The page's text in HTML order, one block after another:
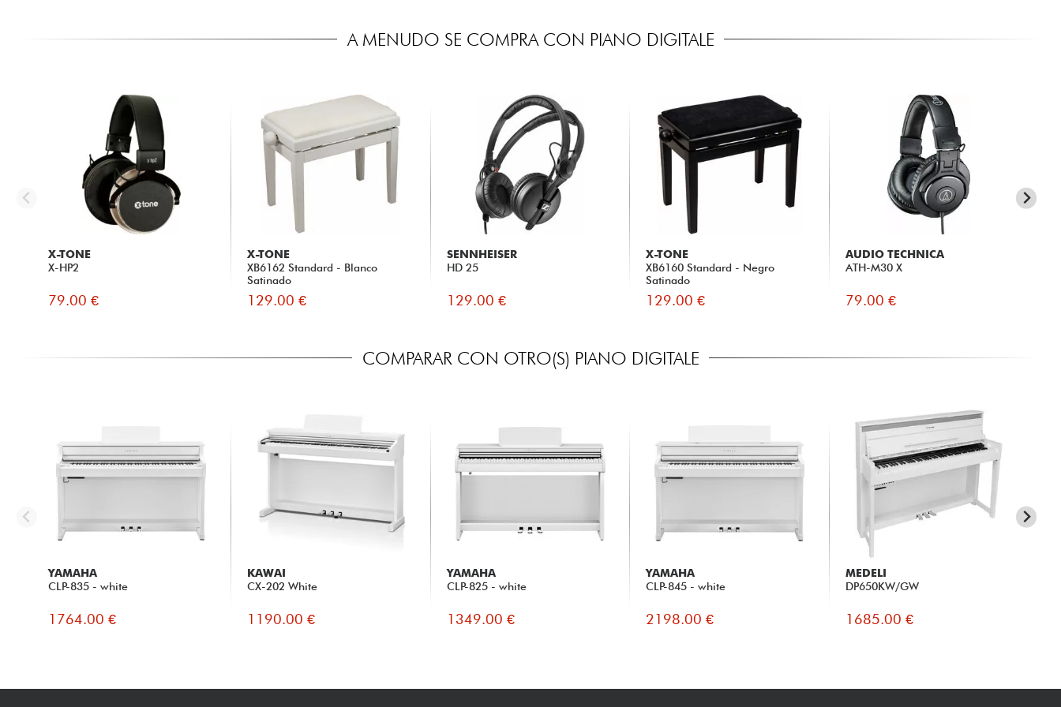
A MENUDO SE COMPRA CON PIANO DIGITALE
X-TONE
X-HP2
79.00 €
X-TONE
XB6162 Standard - Blanco
Satinado
129.00 €
SENNHEISER
HD 25
129.00 €
X-TONE
XB6160 Standard - Negro
Satinado
129.00 €
AUDIO TECHNICA
ATH-M30 X
79.00 €
COMPARAR CON OTRO(S) PIANO DIGITALE
YAMAHA
CLP-835 - white
1764.00 €
KAWAI
CX-202 White
1190.00 €
YAMAHA
CLP-825 - white
1349.00 €
YAMAHA
CLP-845 - white
2198.00 €
MEDELI
DP650KW/GW
1685.00 €